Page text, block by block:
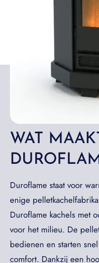
WAT
Duroflame staat voor
enige
Duroflame kachels met
voor het milieu. De
bedienen en starten
comfort. Dankzij een